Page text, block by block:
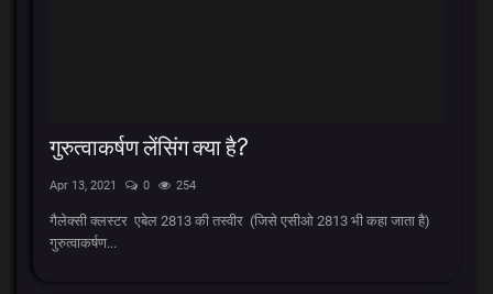
गुरुत्वाकर्षण लेंसिंग क्या है?
Apr 13, 2021 0 254
गैलेक्सी क्लस्टर एबेल 2813 की तस्वीर (जिसे एसीओ 2813 भी कहा जाता है)
गुरुत्वाकर्षण...